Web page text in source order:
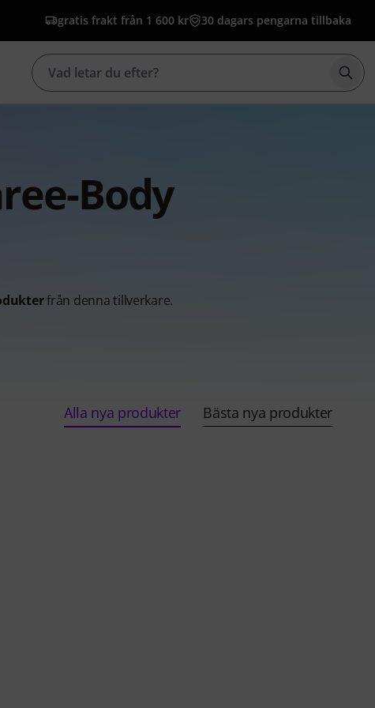
gratis frakt från 1 600 kr 30 dagars pengarna tillbaka
Body
från denna tillverkare.
Alla nya produkter Bästa nya produkter